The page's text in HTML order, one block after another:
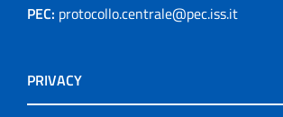
PEC: protocollo.centrale@pec.iss.it
PRIVACY